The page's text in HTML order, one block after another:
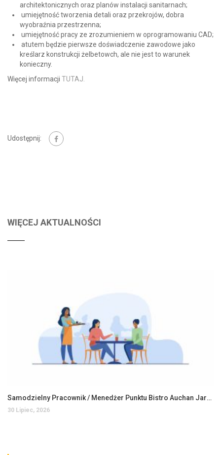
architektonicznych oraz planów instalacji sanitarnach;
umiejętność tworzenia detali oraz przekrojów, dobra
wyobraźnia przestrzenna;
umiejętność pracy ze zrozumieniem w oprogramowaniu CAD;
atutem będzie pierwsze doświadczenie zawodowe jako
kreślarz konstrukcji żelbetowch, ale nie jest to warunek
konieczny.
Więcej informacji TUTAJ.
Udostępnij:
WIĘCEJ AKTUALNOŚCI
Samodzielny Pracownik / Menedżer Punktu Bistro Auchan Jarosław
30 Lipiec, 2026